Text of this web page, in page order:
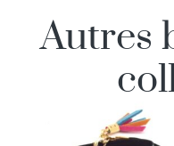
Autres